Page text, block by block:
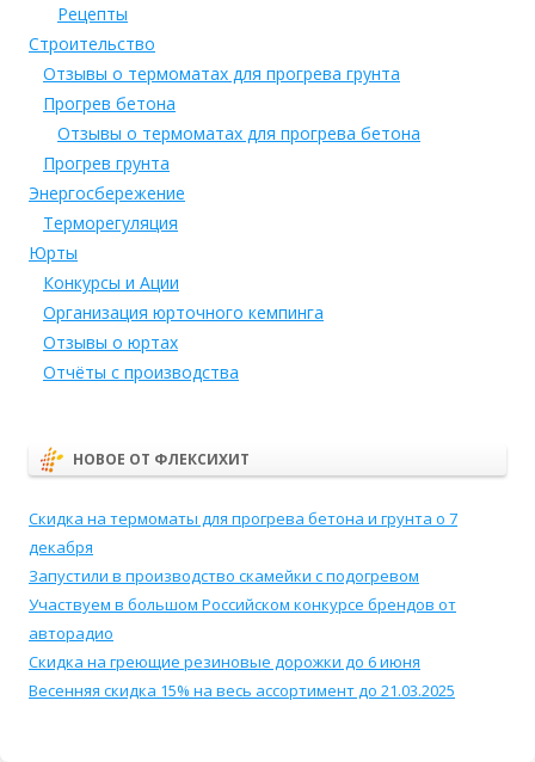
Рецепты
Строительство
Отзывы о термоматах для прогрева грунта
Прогрев бетона
Отзывы о термоматах для прогрева бетона
Прогрев грунта
Энергосбережение
Терморегуляция
Юрты
Конкурсы и Ации
Организация юрточного кемпинга
Отзывы о юртах
Отчёты с производства
НОВОЕ ОТ ФЛЕКСИХИТ
Скидка на термоматы для прогрева бетона и грунта о 7
декабря
Запустили в производство скамейки с подогревом
Участвуем в большом Российском конкурсе брендов от
авторадио
Скидка на греющие резиновые дорожки до 6 июня
Весенняя скидка 15% на весь ассортимент до 21.03.2025